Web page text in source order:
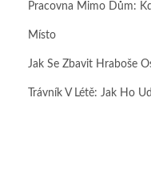
Pracovna Mimo Dům:
Místo
Jak Se Zbavit Hraboše
Trávník V Létě: Jak Ho